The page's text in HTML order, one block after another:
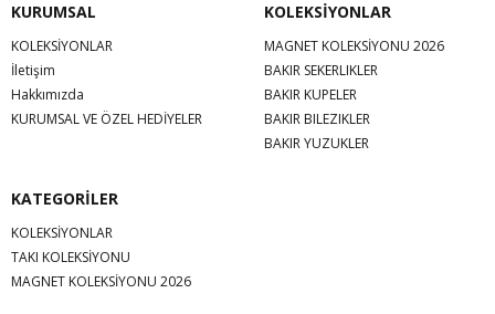
KURUMSAL
KOLEKSİYONLAR
İletişim
Hakkımızda
KURUMSAL VE ÖZEL HEDİYELER
KOLEKSİYONLAR
MAGNET KOLEKSİYONU 2026
BAKIR SEKERLIKLER
BAKIR KUPELER
BAKIR BILEZIKLER
BAKIR YUZUKLER
KATEGORİLER
KOLEKSİYONLAR
TAKI KOLEKSİYONU
MAGNET KOLEKSİYONU 2026